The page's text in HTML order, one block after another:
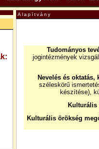
Alapítvány
Tudományos
jogintézmények
Nevelés és oktatás,
széleskörű
készítése),
Kulturális
Kulturális örökség